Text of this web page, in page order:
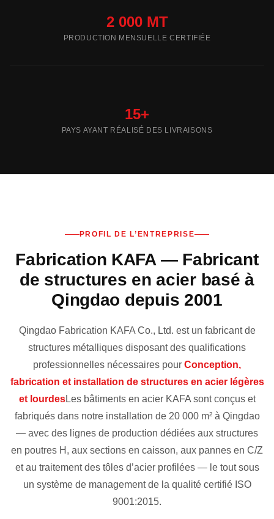
2 000 MT
PRODUCTION MENSUELLE CERTIFIÉE
15+
PAYS AYANT RÉALISÉ DES LIVRAISONS
PROFIL DE L’ENTREPRISE
Fabrication KAFA — Fabricant
de structures en acier basé à
Qingdao depuis 2001
Qingdao Fabrication KAFA Co., Ltd. est un fabricant de
structures métalliques disposant des qualifications
professionnelles nécessaires pour Conception,
fabrication et installation de structures en acier légères
et lourdesLes bâtiments en acier KAFA sont conçus et
fabriqués dans notre installation de 20 000 m² à Qingdao
— avec des lignes de production dédiées aux structures
en poutres H, aux sections en caisson, aux pannes en C/Z
et au traitement des tôles d’acier profilées — le tout sous
un système de management de la qualité certifié ISO
9001:2015.